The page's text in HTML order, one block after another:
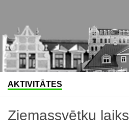
AKTIVITĀTES
Ziemassvētku laiks